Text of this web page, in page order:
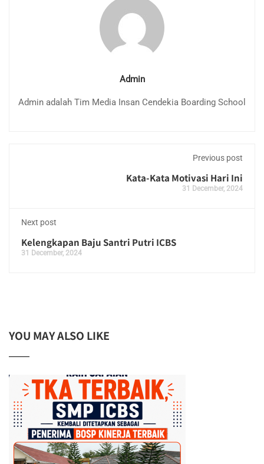
Admin
Admin adalah Tim Media Insan Cendekia Boarding School
Previous post
Kata-Kata Motivasi Hari Ini
31 December, 2024
Next post
Kelengkapan Baju Santri Putri ICBS
31 December, 2024
YOU MAY ALSO LIKE